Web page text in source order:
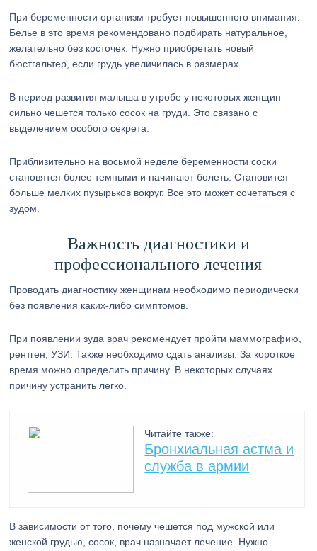
При беременности организм требует повышенного внимания.
Белье в это время рекомендовано подбирать натуральное,
желательно без косточек. Нужно приобретать новый
бюстгальтер, если грудь увеличилась в размерах.
В период развития малыша в утробе у некоторых женщин
сильно чешется только сосок на груди. Это связано с
выделением особого секрета.
Приблизительно на восьмой неделе беременности соски
становятся более темными и начинают болеть. Становится
больше мелких пузырьков вокруг. Все это может сочетаться с
зудом.
Важность диагностики и
профессионального лечения
Проводить диагностику женщинам необходимо периодически
без появления каких-либо симптомов.
При появлении зуда врач рекомендует пройти маммографию,
рентген, УЗИ. Также необходимо сдать анализы. За короткое
время можно определить причину. В некоторых случаях
причину устранить легко.
Читайте также:
Бронхиальная астма и
служба в армии
В зависимости от того, почему чешется под мужской или
женской грудью, сосок, врач назначает лечение. Нужно